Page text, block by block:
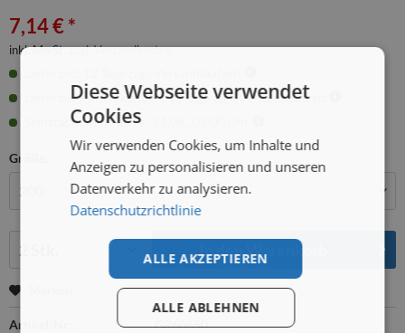
7,14 € *
inkl. MwSt.zzgl. Versandkosten
Lieferzeit Firmenkunden: 12 Tage zzgl. Versandlaufzeit
Selbstabholung: ab Fr., 21.08., 08:00 Uhr
Größe:
In denWarenkorb
Artikel-Nr.:
GR60650
Diese Webseite verwendet
Cookies
Wir verwenden Cookies, um Inhalte und
Anzeigen zu personalisieren und unseren
Datenverkehr zu analysieren.
Datenschutzrichtlinie
ALLE AKZEPTIEREN
ALLE ABLEHNEN